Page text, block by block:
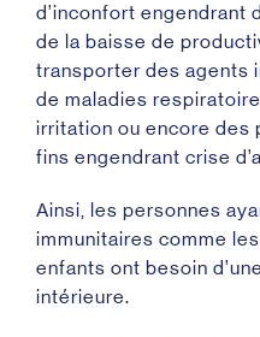
d’inconfort engendrant
de la baisse de
transporter des agents
de maladies
irritation ou encore des
fins engendrant crise
Ainsi, les personnes
immunitaires comme
enfants ont besoin
intérieure.